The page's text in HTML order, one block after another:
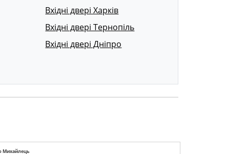
Вхідні двері Харків
Вхідні двері Тернопіль
Вхідні двері Дніпро
Михайлець